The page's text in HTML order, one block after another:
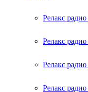
Релакс
Релакс
Релакс
Релакс